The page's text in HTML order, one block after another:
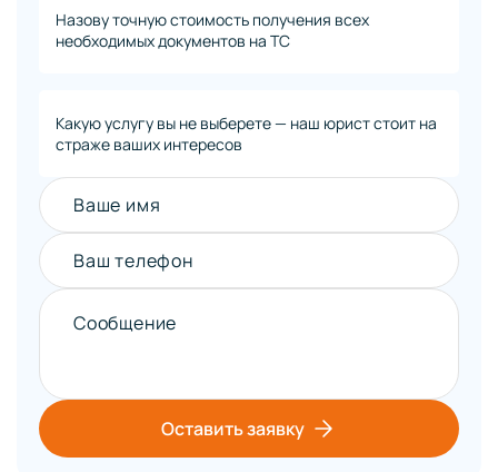
Назову точную стоимость получения всех
необходимых документов на ТС
Какую услугу вы не выберете — наш юрист стоит на
страже ваших интересов
Ваше имя
Ваш телефон
Сообщение
Оставить заявку